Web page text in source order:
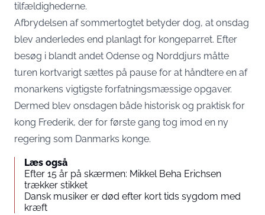
tilfældighederne.
Afbrydelsen af sommertogtet betyder dog, at onsdag
blev anderledes end planlagt for kongeparret. Efter
besøg i blandt andet Odense og Norddjurs måtte
turen kortvarigt sættes på pause for at håndtere en af
monarkens vigtigste forfatningsmæssige opgaver.
Dermed blev onsdagen både historisk og praktisk for
kong Frederik, der for første gang tog imod en ny
regering som Danmarks konge.
Læs også
Efter 15 år på skærmen: Mikkel Beha Erichsen
trækker stikket
Dansk musiker er død efter kort tids sygdom med
kræft